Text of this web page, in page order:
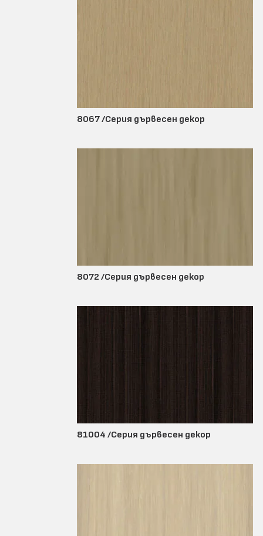
8067 /Серия дървесен декор
8072 /Серия дървесен декор
81004 /Серия дървесен декор